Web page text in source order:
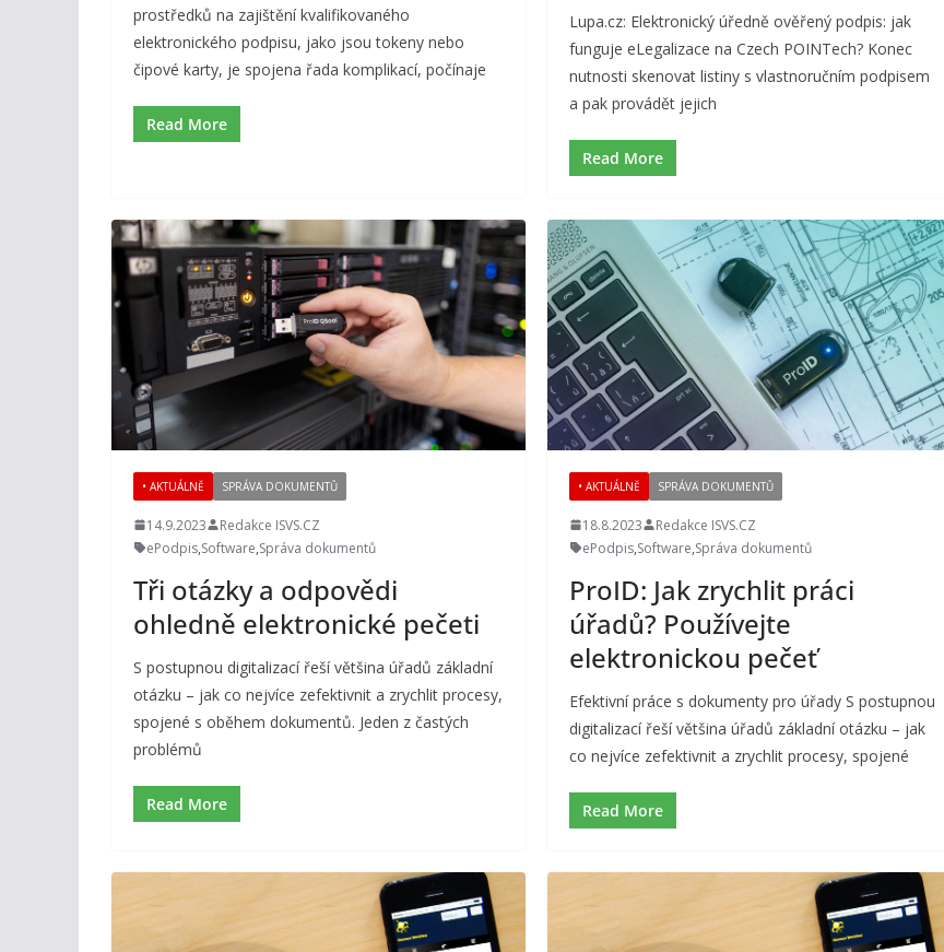
prostředků na zajištění kvalifikovaného
elektronického podpisu, jako jsou tokeny nebo
čipové karty, je spojena řada komplikací, počínaje
Read More
Lupa.cz: Elektronický úředně ověřený podpis: jak
funguje eLegalizace na Czech POINTech? Konec
nutnosti skenovat listiny s vlastnoručním podpisem
a pak provádět jejich
Read More
• AKTUÁLNĚ SPRÁVA DOKUMENTŮ
14.9.2023
Redakce ISVS.CZ
ePodpis,Software,Správa dokumentů
Tři otázky a odpovědi
ohledně elektronické pečeti
S postupnou digitalizací řeší většina úřadů základní
otázku – jak co nejvíce zefektivnit a zrychlit procesy,
spojené s oběhem dokumentů. Jeden z častých
problémů
Read More
• AKTUÁLNĚ SPRÁVA DOKUMENTŮ
18.8.2023
Redakce ISVS.CZ
ePodpis,Software,Správa dokumentů
ProID: Jak zrychlit práci
úřadů? Používejte
elektronickou pečeť
Efektivní práce s dokumenty pro úřady S postupnou
digitalizací řeší většina úřadů základní otázku – jak
co nejvíce zefektivnit a zrychlit procesy, spojené
Read More